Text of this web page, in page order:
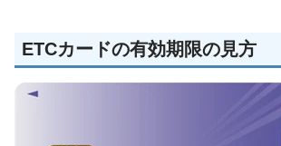
ETCカードの有効期限の見方